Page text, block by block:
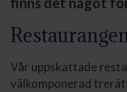
Vår uppskattade
välkomponerad